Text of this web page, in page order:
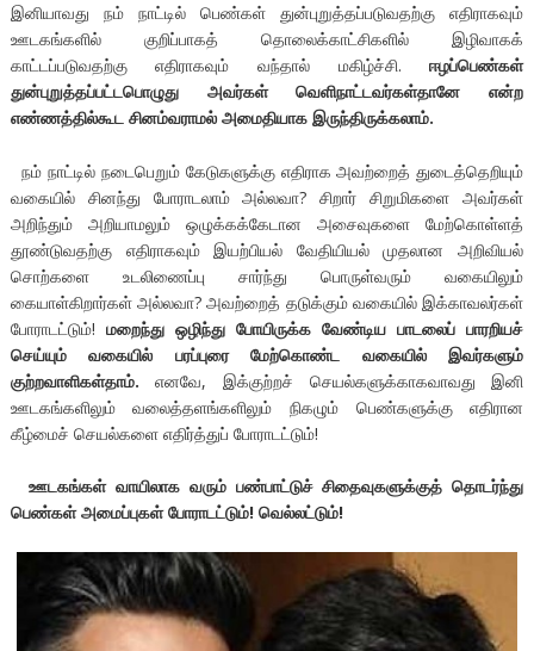
இனியாவது நம் நாட்டில் பெண்கள் துன்புறுத்தப்படுவதற்கு எதிராகவும்
ஊடகங்களில் குறிப்பாகத் தொலைக்காட்சிகளில் இழிவாகக்
காட்டப்படுவதற்கு எதிராகவும் வந்தால் மகிழ்ச்சி.ஈழப்பெண்கள்
துன்புறுத்தப்பட்டபொழுது அவர்கள் வெளிநாட்டவர்கள்தானே என்ற
எண்ணத்தில்கூட சினம்வராமல் அமைதியாக இருந்திருக்கலாம்.
நம் நாட்டில் நடைபெறும் கேடுகளுக்கு எதிராக அவற்றைத் துடைத்தெறியும்
வகையில் சினந்து போராடலாம் அல்லவா? சிறார் சிறுமிகளை அவர்கள்
அறிந்தும் அறியாமலும் ஒழுக்கக்கேடான அசைவுகளை மேற்கொள்ளத்
தூண்டுவதற்கு எதிராகவும் இயற்பியல் வேதியியல் முதலான அறிவியல்
சொற்களை உடலிணைப்பு சார்ந்து பொருள்வரும் வகையிலும்
கையாள்கிறார்கள் அல்லவா? அவற்றைத் தடுக்கும் வகையில் இக்காவலர்கள்
போராடட்டும்! மறைந்து ஒழிந்து போயிருக்க வேண்டிய பாடலைப் பாரறியச்
செய்யும் வகையில் பரப்புரை மேற்கொண்ட வகையில் இவர்களும்
குற்றவாளிகள்தாம். எனவே, இக்குற்றச் செயல்களுக்காகவாவது இனி
ஊடகங்களிலும் வலைத்தளங்களிலும் நிகழும் பெண்களுக்கு எதிரான
கீழ்மைச் செயல்களை எதிர்த்துப் போராடட்டும்!
ஊடகங்கள் வாயிலாக வரும் பண்பாட்டுச் சிதைவுகளுக்குத் தொடர்ந்து
பெண்கள் அமைப்புகள் போராடட்டும்! வெல்லட்டும்!